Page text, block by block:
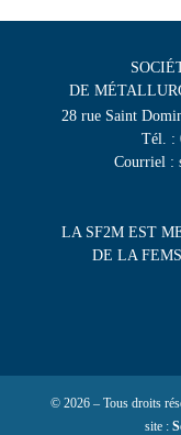
DE
28 rue Saint
Tél. :
Courriel :
LA SF2M EST
DE LA
© 2026 – Tous droits
site :